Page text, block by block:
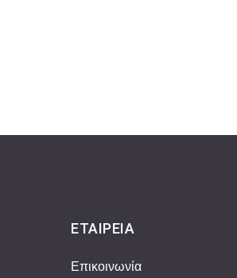
ΕΤΑΙΡΕΊΑ
Επικοινωνία